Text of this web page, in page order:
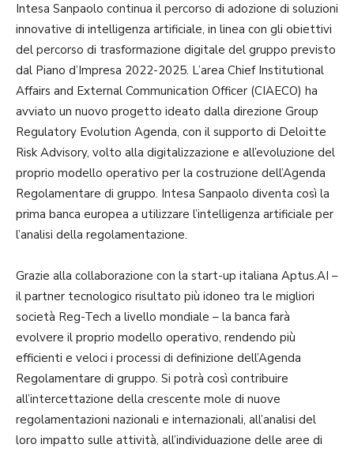
Intesa Sanpaolo continua il percorso di adozione di soluzioni
innovative di intelligenza artificiale, in linea con gli obiettivi
del percorso di trasformazione digitale del gruppo previsto
dal Piano d’Impresa 2022-2025. L’area Chief Institutional
Affairs and External Communication Officer (CIAECO) ha
avviato un nuovo progetto ideato dalla direzione Group
Regulatory Evolution Agenda, con il supporto di Deloitte
Risk Advisory, volto alla digitalizzazione e all’evoluzione del
proprio modello operativo per la costruzione dell’Agenda
Regolamentare di gruppo. Intesa Sanpaolo diventa così la
prima banca europea a utilizzare l’intelligenza artificiale per
l’analisi della regolamentazione.
Grazie alla collaborazione con la start-up italiana Aptus.AI –
il partner tecnologico risultato più idoneo tra le migliori
società Reg-Tech a livello mondiale – la banca farà
evolvere il proprio modello operativo, rendendo più
efficienti e veloci i processi di definizione dell’Agenda
Regolamentare di gruppo. Si potrà così contribuire
all’intercettazione della crescente mole di nuove
regolamentazioni nazionali e internazionali, all’analisi del
loro impatto sulle attività, all’individuazione delle aree di